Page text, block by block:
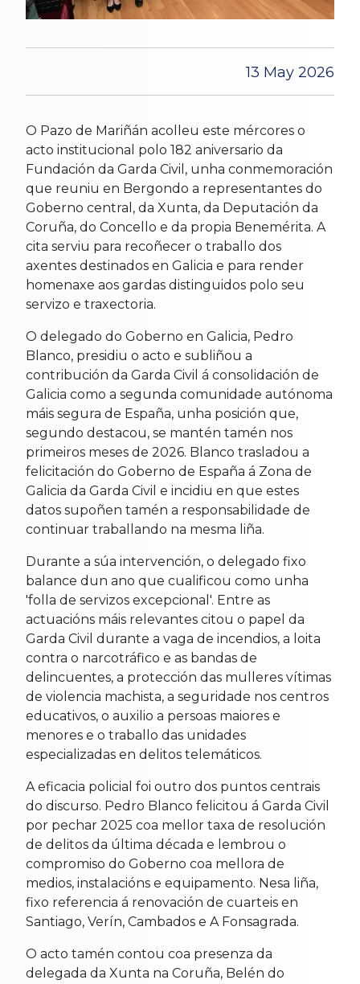
13 May 2026
O Pazo de Mariñán acolleu este mércores o
acto institucional polo 182 aniversario da
Fundación da Garda Civil, unha conmemoración
que reuniu en Bergondo a representantes do
Goberno central, da Xunta, da Deputación da
Coruña, do Concello e da propia Benemérita. A
cita serviu para recoñecer o traballo dos
axentes destinados en Galicia e para render
homenaxe aos gardas distinguidos polo seu
servizo e traxectoria.
O delegado do Goberno en Galicia, Pedro
Blanco, presidiu o acto e subliñou a
contribución da Garda Civil á consolidación de
Galicia como a segunda comunidade autónoma
máis segura de España, unha posición que,
segundo destacou, se mantén tamén nos
primeiros meses de 2026. Blanco trasladou a
felicitación do Goberno de España á Zona de
Galicia da Garda Civil e incidiu en que estes
datos supoñen tamén a responsabilidade de
continuar traballando na mesma liña.
Durante a súa intervención, o delegado fixo
balance dun ano que cualificou como unha
'folla de servizos excepcional'. Entre as
actuacións máis relevantes citou o papel da
Garda Civil durante a vaga de incendios, a loita
contra o narcotráfico e as bandas de
delincuentes, a protección das mulleres vítimas
de violencia machista, a seguridade nos centros
educativos, o auxilio a persoas maiores e
menores e o traballo das unidades
especializadas en delitos telemáticos.
A eficacia policial foi outro dos puntos centrais
do discurso. Pedro Blanco felicitou á Garda Civil
por pechar 2025 coa mellor taxa de resolución
de delitos da última década e lembrou o
compromiso do Goberno coa mellora de
medios, instalacións e equipamento. Nesa liña,
fixo referencia á renovación de cuarteis en
Santiago, Verín, Cambados e A Fonsagrada.
O acto tamén contou coa presenza da
delegada da Xunta na Coruña, Belén do